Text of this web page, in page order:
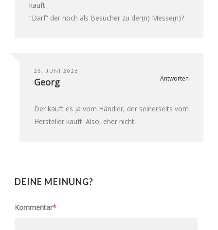
kauft:
“Darf” der noch als Besucher zu der(n) Messe(n)?
26. JUNI 2026
Antworten
Georg
Der kauft es ja vom Händler, der seinerseits vom
Hersteller kauft. Also, eher nicht.
DEINE MEINUNG?
Kommentar*